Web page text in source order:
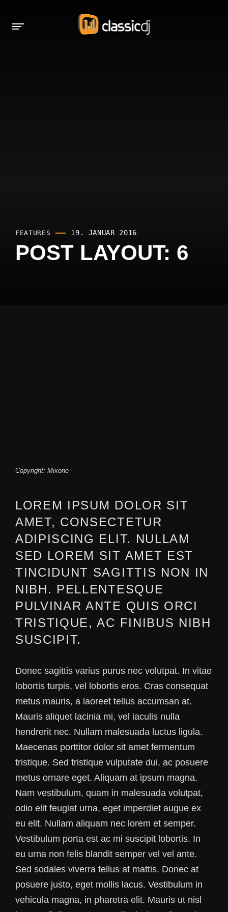
FEATURES 19. JANUAR 2016
POST LAYOUT: 6
Copyright: Mixone
LOREM IPSUM DOLOR SIT
AMET, CONSECTETUR
ADIPISCING ELIT. NULLAM
SED LOREM SIT AMET EST
TINCIDUNT SAGITTIS NON IN
NIBH. PELLENTESQUE
PULVINAR ANTE QUIS ORCI
TRISTIQUE, AC FINIBUS NIBH
SUSCIPIT.
Donec sagittis varius purus nec volutpat. In vitae
lobortis turpis, vel lobortis eros. Cras consequat
metus mauris, a laoreet tellus accumsan at.
Mauris aliquet lacinia mi, vel iaculis nulla
hendrerit nec. Nullam malesuada luctus ligula.
Maecenas porttitor dolor sit amet fermentum
tristique. Sed tristique vulputate dui, ac posuere
metus ornare eget. Aliquam at ipsum magna.
Nam vestibulum, quam in malesuada volutpat,
odio elit feugiat urna, eget imperdiet augue ex
eu elit. Nullam aliquam nec lorem et semper.
Vestibulum porta est ac mi suscipit lobortis. In
eu urna non felis blandit semper vel vel ante.
Sed sodales viverra tellus at mattis. Donec at
posuere justo, eget mollis lacus. Vestibulum in
vehicula magna, in pharetra elit. Mauris ut nisl